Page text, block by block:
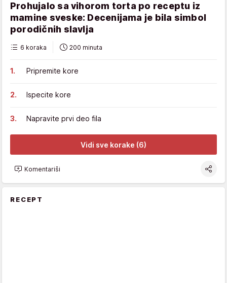
Prohujalo sa vihorom torta po receptu iz
mamine sveske: Decenijama je bila simbol
porodičnih slavlja
6 koraka 200 minuta
Pripremite kore
Ispecite kore
Napravite prvi deo fila
Vidi sve korake (6)
Komentariši
RECEPT